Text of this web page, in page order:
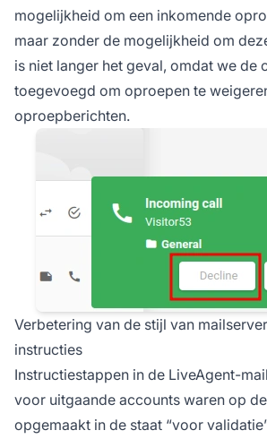
mogelijkheid om een inkomende
maar zonder de mogelijkheid om
is niet langer het geval, omdat we de
toegevoegd om oproepen te
oproepberichten.
Verbetering van de stijl van
instructies
Instructiestappen in de LiveAgent-
voor uitgaande accounts waren op
opgemaakt in de staat “voor